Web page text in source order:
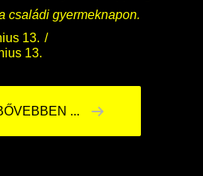
családi gyermeknapon.
13.
13.
...